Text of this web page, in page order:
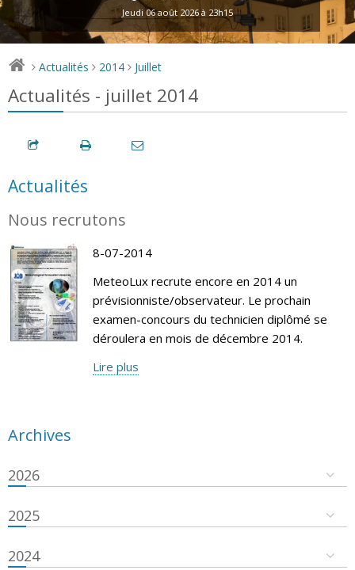
Jeudi 06 août 2026 à 23h15
> Actualités > 2014 > Juillet
Actualités - juillet 2014
Actualités
Nous recrutons
8-07-2014
MeteoLux recrute encore en 2014 un
prévisionniste/observateur. Le prochain
examen-concours du technicien diplômé se
déroulera en mois de décembre 2014.
Lire plus
Archives
2026
2025
2024